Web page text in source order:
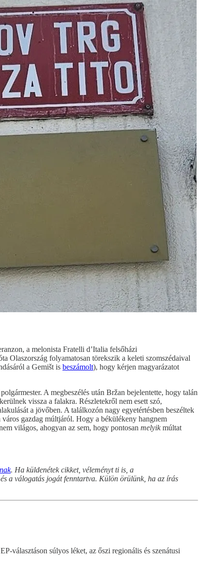
a melonista Fratelli d’Italia felsőházi
Olaszország folyamatosan törekszik a keleti szomszédaival
a Gemišt is beszámolt), hogy kérjen magyarázatot
A megbeszélés után Bržan bejelentette, hogy talán
vissza a falakra. Részletekről nem esett szó,
a jövőben. A találkozón nagy egyetértésben beszéltek
gazdag múltjáról. Hogy a békülékeny hangnem
világos, ahogyan az sem, hogy pontosan melyikmúltat
. Ha küldenétek cikket, véleményt ti is, a
a válogatás jogát fenntartva. Külön örülünk, ha az írás
választáson súlyos léket, az őszi regionális és szenátusi